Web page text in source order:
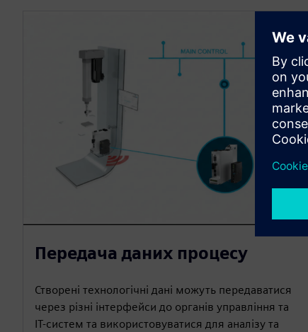
Передача даних процесу
Створені технологічні дані можуть передаватися
через різні інтерфейси до органів управління та
ІТ-систем та використовуватися для аналізу та